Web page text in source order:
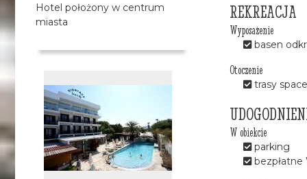
Hotel położony w centrum
miasta
REKREACJA
Wyposażenie
basen
Otoczenie
trasy
W obiekcie
parking
bezpłatne